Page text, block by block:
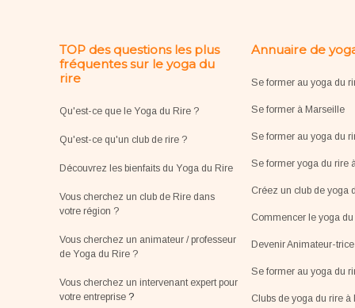
TOP des questions les plus
fréquentes sur le yoga du
rire
Qu'est-ce que le Yoga du Rire ?
Qu'est-ce qu'un club de rire ?
Découvrez les bienfaits du Yoga du Rire
Vous cherchez un club de Rire dans
votre région ?
Vous cherchez un animateur / professeur
de Yoga du Rire ?
Vous cherchez un intervenant expert pour
votre entreprise?
Annuaire de
Se former au yoga du
Se former à Marseille
Se former au yoga du
Se former yoga du rire
Créez un club de yoga
Commencer le yoga
Devenir Animateur-
Se former au yoga du
Clubs de yoga du rire à